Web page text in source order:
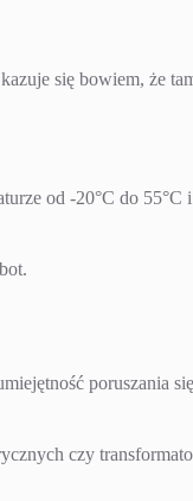
się bowiem, że
od -20°C do
czy